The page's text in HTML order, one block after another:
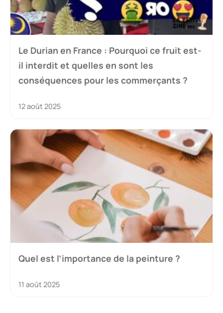
Le Durian en France : Pourquoi ce fruit est-
il interdit et quelles en sont les
conséquences pour les commerçants ?
12 août 2025
Quel est l’importance de la peinture ?
11 août 2025